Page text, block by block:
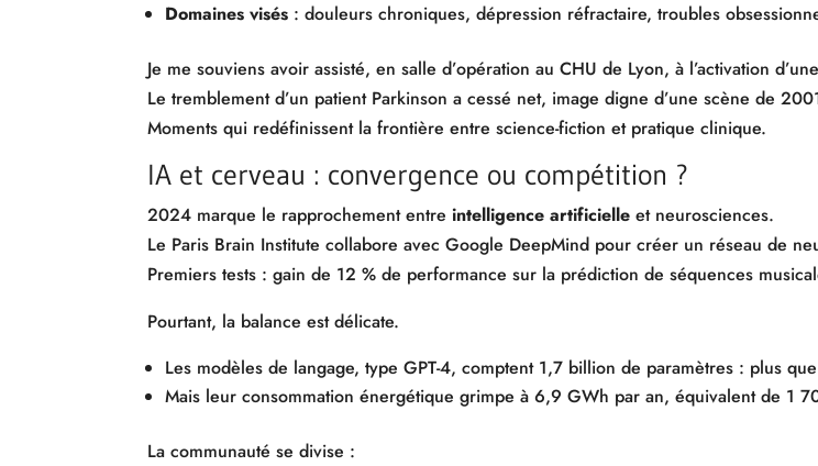
Domaines visés : douleurs chroniques, dépression réfractaire, troubles
Je me souviens avoir assisté, en salle d’opération au CHU de Lyon, à l’activation
Le tremblement d’un patient Parkinson a cessé net, image digne d’une scène de
Moments qui redéfinissent la frontière entre science-fiction et pratique clinique.
IA et cerveau : convergence ou compétition ?
2024 marque le rapprochement entreintelligence artificielle et neurosciences.
Le Paris Brain Institute collabore avec Google DeepMind pour créer un réseau de
Premiers tests : gain de 12 % de performance sur la prédiction de séquences
Pourtant, la balance est délicate.
Les modèles de langage, type GPT-4, comptent 1,7 billion de paramètres : plus
Mais leur consommation énergétique grimpe à 6,9 GWh par an, équivalent de 1
La communauté se divise :